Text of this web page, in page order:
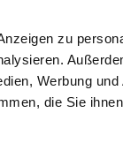
zu
Werbung
die Sie
die
nach der